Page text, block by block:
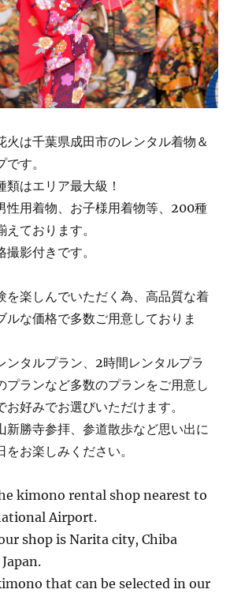
火は千葉県成田市のレンタル着物＆
す。
類はエリア最大級！
性用着物、お子様用着物等、200種
ております。
影付きです。
を楽しんでいただく為、高品質な着
ルな価格で多数ご用意しておりま
ンタルプラン、2時間レンタルプラ
プランなど多数のプランをご用意し
お好みでお選びいただけます。
新勝寺参拝、参道散歩など思い出に
お楽しみください。
kimono rental shop nearest to
Airport.
shop is Narita city, Chiba
that can be selected in our